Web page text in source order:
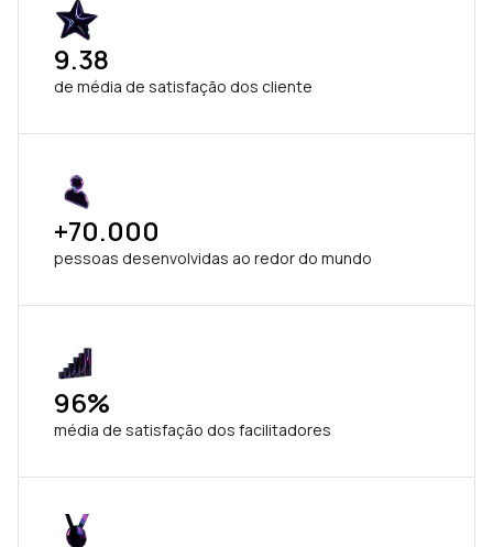
9.38
de média de satisfação dos cliente
+70.000
pessoas desenvolvidas ao redor do mundo
96%
média de satisfação dos facilitadores